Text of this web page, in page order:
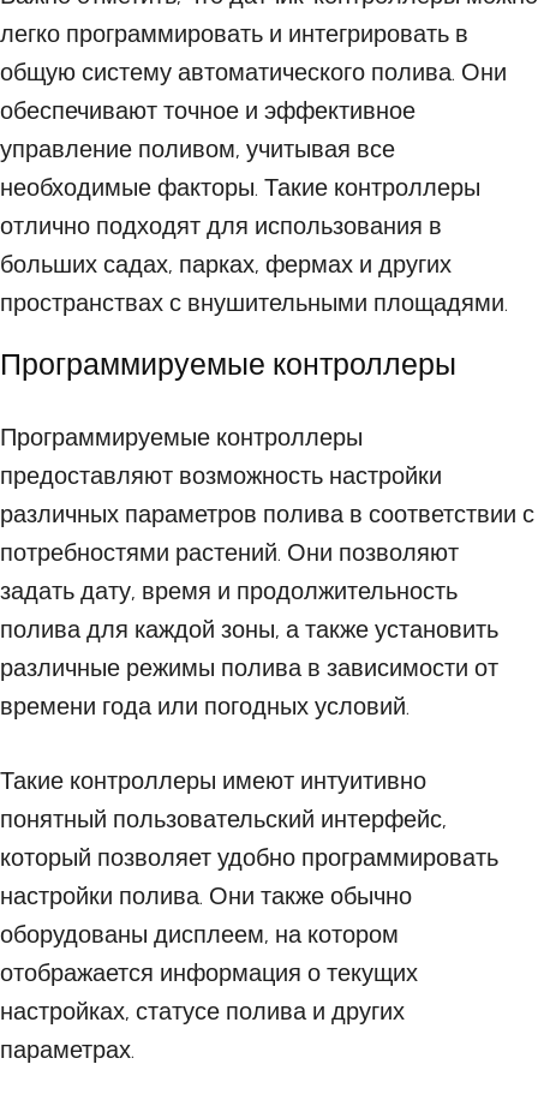
легко программировать и интегрировать в
общую систему автоматического полива. Они
обеспечивают точное и эффективное
управление поливом, учитывая все
необходимые факторы. Такие контроллеры
отлично подходят для использования в
больших садах, парках, фермах и других
пространствах с внушительными площадями.
Программируемые контроллеры
Программируемые контроллеры
предоставляют возможность настройки
различных параметров полива в соответствии с
потребностями растений. Они позволяют
задать дату, время и продолжительность
полива для каждой зоны, а также установить
различные режимы полива в зависимости от
времени года или погодных условий.
Такие контроллеры имеют интуитивно
понятный пользовательский интерфейс,
который позволяет удобно программировать
настройки полива. Они также обычно
оборудованы дисплеем, на котором
отображается информация о текущих
настройках, статусе полива и других
параметрах.